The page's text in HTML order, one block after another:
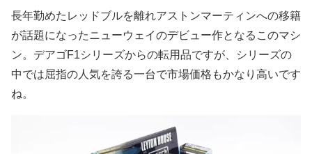
長年勤めたレッドブルを離れアストンマーティンへの移籍
が話題になったニューウェイのデビュー作となるこのマシ
ン。デアゴF1シリーズからの転用品ですが、シリーズの
中では屈指の人気を誇る一台で市場価格もかなり高いです
ね。